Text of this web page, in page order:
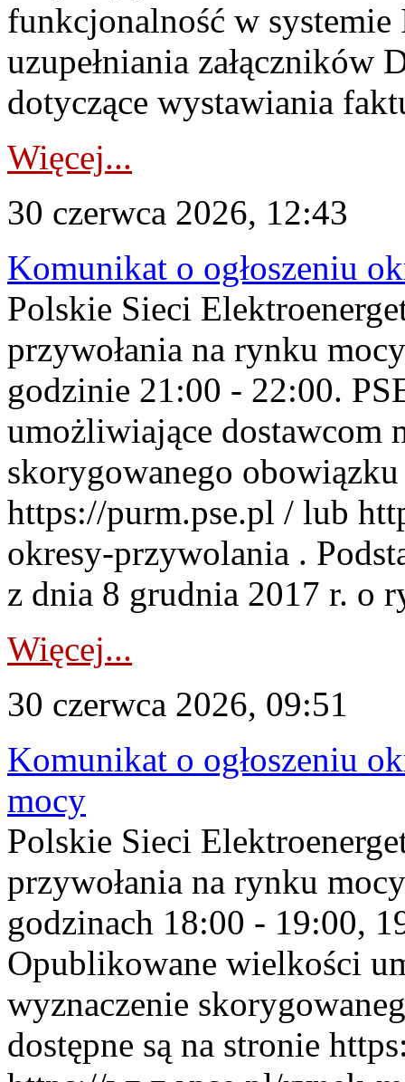
funkcjonalność w
uzupełniania załączników
dotyczące wystawiania
Więcej...
30 czerwca 2026, 12:43
Komunikat o ogłoszeniu
Polskie Sieci
przywołania na rynku
godzinie 21:00 - 22:00.
umożliwiające dostawcom
skorygowanego
https://purm.pse.pl / lub
okresy-przywolania .
z dnia 8 grudnia 2017 r. o
Więcej...
30 czerwca 2026, 09:51
Komunikat o ogłoszeniu
mocy
Polskie Sieci
przywołania na rynku
godzinach 18:00 - 19:00,
Opublikowane wielkości
wyznaczenie
dostępne są na stronie